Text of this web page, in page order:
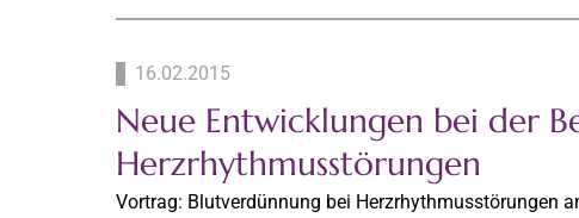
16.02.2015
Neue Entwicklungen bei der
Herzrhythmusstörungen
Vortrag: Blutverdünnung bei Herzrhythmusstörungen